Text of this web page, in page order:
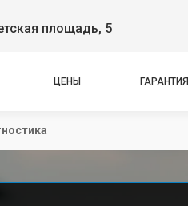
площадь, 5
ЦЕНЫ ГАРАНТИЯ